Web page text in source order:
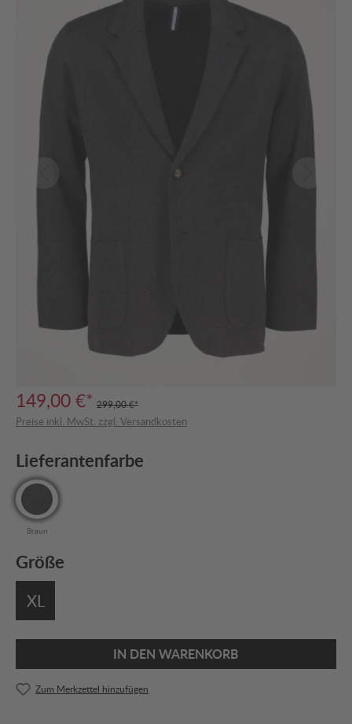
149,00 €* 299,00 €*
Preise inkl. MwSt. zzgl. Versandkosten
Lieferantenfarbe
Braun
Größe
XL
IN DEN WARENKORB
Zum Merkzettel hinzufügen